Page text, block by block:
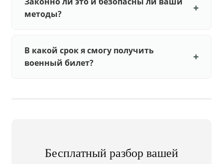
методы?
В какой срок я смогу получить
военный билет?
Бесплатный разбор вашей